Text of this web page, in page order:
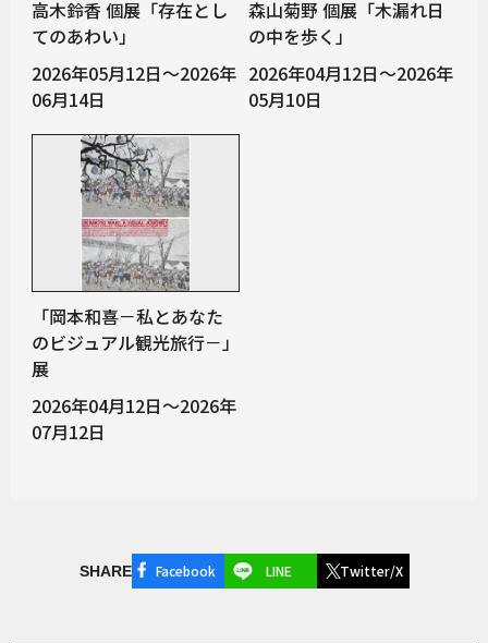
高木鈴香 個展「存在とし
てのあわい」
2026年05月12日～2026年
06月14日
森山菊野 個展「木漏れ日
の中を歩く」
2026年04月12日～2026年
05月10日
「岡本和喜－私とあなた
のビジュアル観光旅行－」
展
2026年04月12日～2026年
07月12日
SHARE Facebook LINE Twitter/X